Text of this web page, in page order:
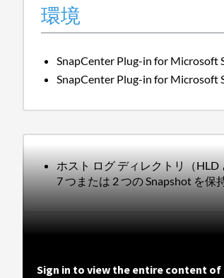
環境
SnapCenter Plug-in for Microsoft
SnapCenter Plug-in for Microsoft
ホスト ログ ディレクトリ（
7 つまたは 2 つの Snapshot を保
Sign in to view the entire content of